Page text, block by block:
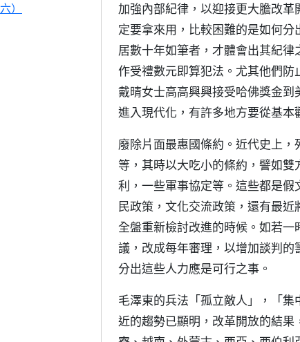
）
加強內部紀律，以迎接更大膽改
定要拿來用，比較困難的是如何
居數十年如筆者，才體會出其紀
作受禮數元即算犯法。尤其他們
戴晴女士高高興興接受哈佛獎金
進入現代化，有許多地方要從基本
廢除片面最惠國條約。近代史上
等，其時以大吃小的條約，譬如
利，一些軍事協定等。這些都是
民政策，文化交流政策，還有最
全盤重新檢討改進的時候。如若
議，改成每年審理，以增加談判的
分出這些人力應是可行之事。
毛澤東的兵法「孤立敵人」，「
近的趨勢已顯明，改革開放的結